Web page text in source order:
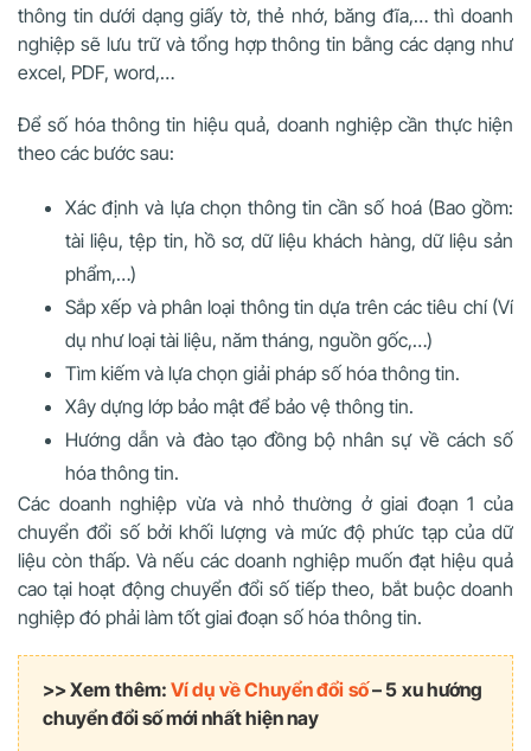
thông tin dưới dạng giấy tờ, thẻ nhớ, băng đĩa,… thì doanh
nghiệp sẽ lưu trữ và tổng hợp thông tin bằng các dạng như
excel, PDF, word,…
Để số hóa thông tin hiệu quả, doanh nghiệp cần thực hiện
theo các bước sau:
Xác định và lựa chọn thông tin cần số hoá (Bao gồm:
tài liệu, tệp tin, hồ sơ, dữ liệu khách hàng, dữ liệu sản
phẩm,…)
Sắp xếp và phân loại thông tin dựa trên các tiêu chí (Ví
dụ như loại tài liệu, năm tháng, nguồn gốc,…)
Tìm kiếm và lựa chọn giải pháp số hóa thông tin.
Xây dựng lớp bảo mật để bảo vệ thông tin.
Hướng dẫn và đào tạo đồng bộ nhân sự về cách số
hóa thông tin.
Các doanh nghiệp vừa và nhỏ thường ở giai đoạn 1 của
chuyển đổi số bởi khối lượng và mức độ phức tạp của dữ
liệu còn thấp. Và nếu các doanh nghiệp muốn đạt hiệu quả
cao tại hoạt động chuyển đổi số tiếp theo, bắt buộc doanh
nghiệp đó phải làm tốt giai đoạn số hóa thông tin.
>> Xem thêm: Ví dụ về Chuyển đổi số– 5 xu hướng
chuyển đổi số mới nhất hiện nay